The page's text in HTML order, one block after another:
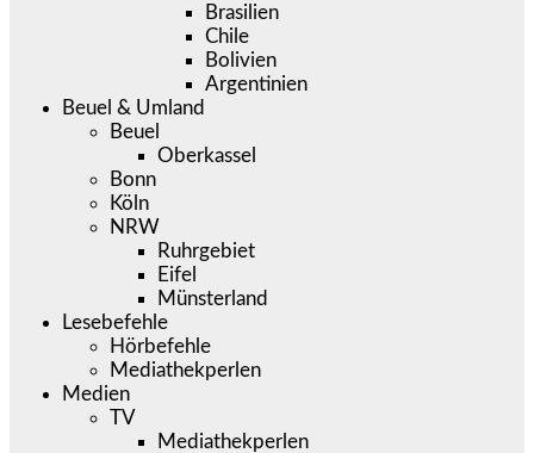
Brasilien
Chile
Bolivien
Argentinien
Beuel & Umland
Beuel
Oberkassel
Bonn
Köln
NRW
Ruhrgebiet
Eifel
Münsterland
Lesebefehle
Hörbefehle
Mediathekperlen
Medien
TV
Mediathekperlen